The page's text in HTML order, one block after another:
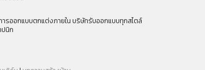
รออกแบบตกแต่งภายใน บริษัทรับออกแบบทุกสไตล์
นิก